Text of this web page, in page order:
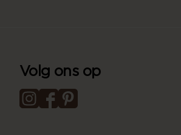
Volg ons op